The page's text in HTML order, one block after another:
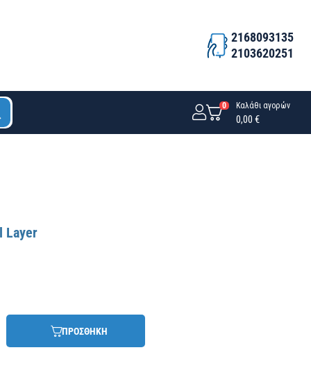
2168093135
2103620251
0 Καλάθι αγορών
0,00 €
Layer
ΠΡΟΣΘΗΚΗ